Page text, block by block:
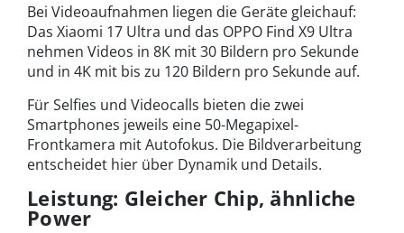
Bei Videoaufnahmen liegen die Geräte gleichauf:
Das Xiaomi 17 Ultra und das OPPO Find X9 Ultra
nehmen Videos in 8K mit 30 Bildern pro Sekunde
und in 4K mit bis zu 120 Bildern pro Sekunde auf.
Für Selfies und Videocalls bieten die zwei
Smartphones jeweils eine 50-Megapixel-
Frontkamera mit Autofokus. Die Bildverarbeitung
entscheidet hier über Dynamik und Details.
Leistung: Gleicher Chip, ähnliche
Power